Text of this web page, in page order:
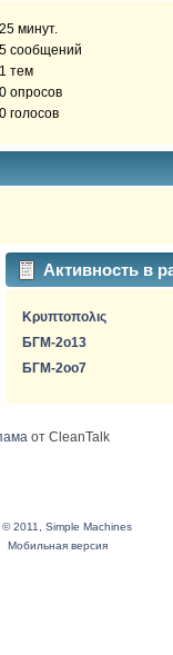
25 минут.
5 сообщений
1 тем
0 опросов
0 голосов
Активность в
Κρυπτοπολις
БГМ-2о13
БГМ-2oo7
от CleanTalk
© 2011, Simple Machines
Мобильная версия